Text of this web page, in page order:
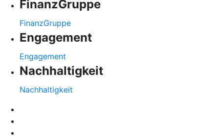
FinanzGruppe
FinanzGruppe
Engagement
Engagement
Nachhaltigkeit
Nachhaltigkeit